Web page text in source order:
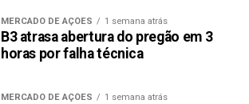
MERCADO DE AÇÕES 1 semana atrás
B3 atrasa abertura do pregão em 3
horas por falha técnica
MERCADO DE AÇÕES 1 semana atrás